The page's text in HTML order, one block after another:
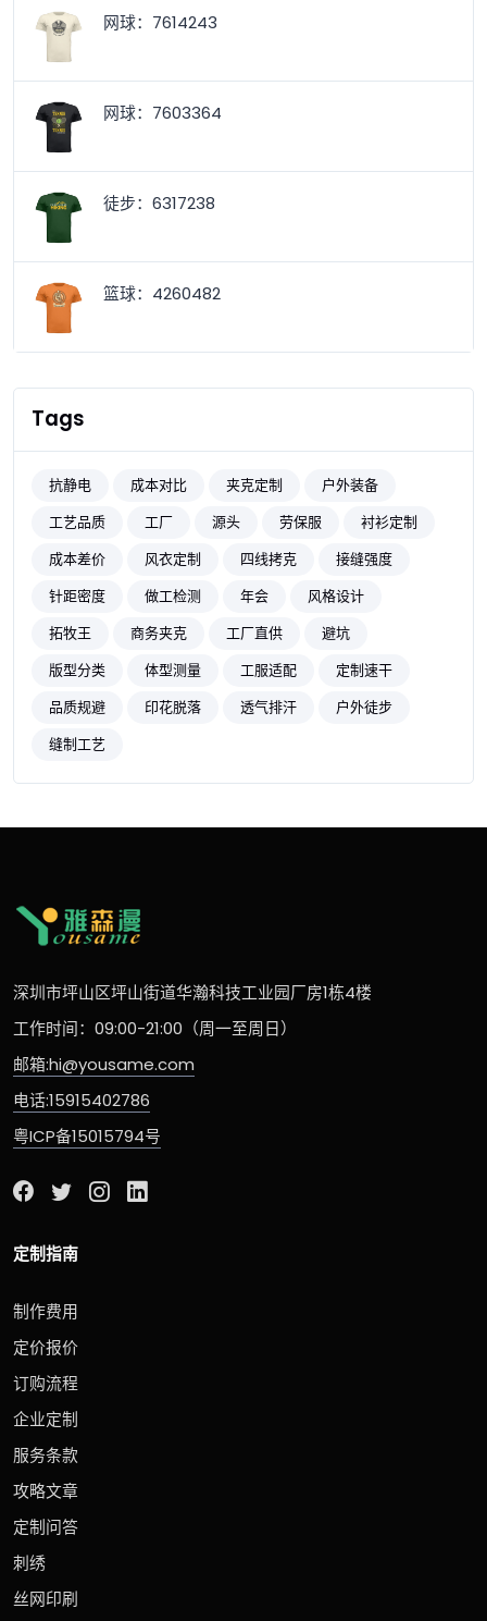
网球：7614243
网球：7603364
徒步：6317238
篮球：4260482
Tags
抗静电 成本对比 夹克定制
户外装备
工艺品质
工厂 源头 劳保服
衬衫定制
成本差价
风衣定制 四线拷克
接缝强度
针距密度
做工检测 年会
风格设计
拓牧王
商务夹克 工厂直供
避坑
版型分类
体型测量 工服适配
定制速干
品质规避
印花脱落 透气排汗
户外徒步
缝制工艺
深圳市坪山区坪山街道华瀚科技工业园厂房1栋4楼
工作时间：09:00-21:00（周一至周日）
邮箱:hi@yousame.com
电话:15915402786
粤ICP备15015794号
定制指南
制作费用
定价报价
订购流程
企业定制
服务条款
攻略文章
定制问答
刺绣
丝网印刷